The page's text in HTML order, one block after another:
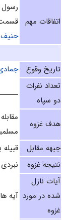
اتفاقات مهم
رسول
قسمت
حنیف
تاریخ وقوع
تعداد نفرات
دو سپاه
هدف غزوه
جبهه مقابل
نتیجه غزوه
آیات نازل
شده در مورد
غزوه
آيه‌ هاى 101 تا